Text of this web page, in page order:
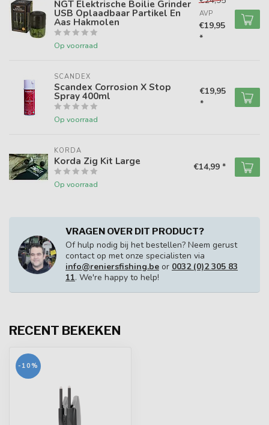
NGT Elektrische Boilie Grinder
USB Oplaadbaar Partikel En
Aas Hakmolen
Op voorraad
AVP
€19,95
*
SCANDEX
Scandex Corrosion X Stop
Spray 400ml
Op voorraad
€19,95
*
KORDA
Korda Zig Kit Large
Op voorraad
€14,99 *
VRAGEN OVER DIT PRODUCT?
Of hulp nodig bij het bestellen? Neem gerust
contact op met onze specialisten via
info@reniersfishing.be or 0032 (0)2 305 83
11. We're happy to help!
RECENT BEKEKEN
-10%